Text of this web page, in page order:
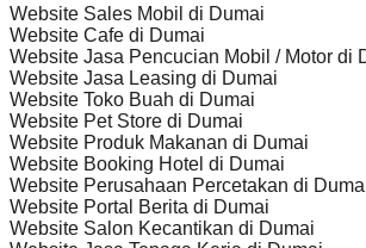
Website Sales Mobil di Dumai
Website Cafe di Dumai
Website Jasa Pencucian Mobil / Motor di
Website Jasa Leasing di Dumai
Website Toko Buah di Dumai
Website Pet Store di Dumai
Website Produk Makanan di Dumai
Website Booking Hotel di Dumai
Website Perusahaan Percetakan di
Website Portal Berita di Dumai
Website Salon Kecantikan di Dumai